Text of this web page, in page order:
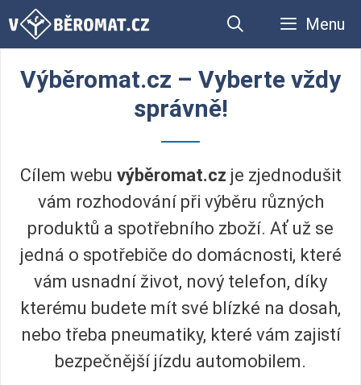
Přeskočit
obsah
Menu
Výběromat.cz – Vyberte vždy
správně!
Cílem webu výběromat.cz je zjednodušit
vám rozhodování při výběru různých
produktů a spotřebního zboží. Ať už se
jedná o spotřebiče do domácnosti, které
vám usnadní život, nový telefon, díky
kterému budete mít své blízké na dosah,
nebo třeba pneumatiky, které vám zajistí
bezpečnější jízdu automobilem.